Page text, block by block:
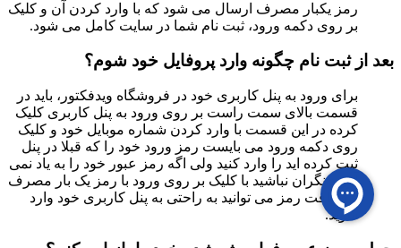
رمز یکبار مصرف ارسال می شود که با وارد کردن آن و کلیک
بر روی دکمه ورود، ثبت نام شما در سایت کامل می شود.
بعد از ثبت نام چگونه وارد پروفایل خود شوم؟
برای ورود به پنل کاربری خود در فروشگاه ویدفکتور، باید در
قسمت بالای سمت راست بر روی ورود به پنل کاربری کلیک
کرده در این قسمت با وارد کردن شماره موبایل خود و کلیک
روی دکمه ورود می بایست رمز ورود خود را که قبلا در پنل
ثبت کرده اید را وارد کنید ولی اگه رمز عبور خود را به یاد نمی
آورید نگران نباشید با کلیک بر روی ورود با رمز یک بار مصرف
و دریافت رمز می توانید به راحتی به پنل کاربری خود وارد
شوید.